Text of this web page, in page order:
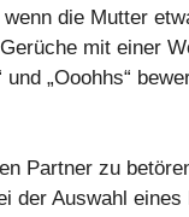
die Mutter
mit einer
„Ooohhs“
Partner zu
der Auswahl